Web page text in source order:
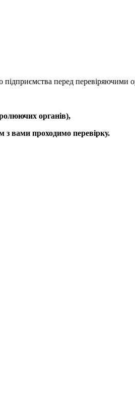
перед
органів),
з вами проходимо перевірку.